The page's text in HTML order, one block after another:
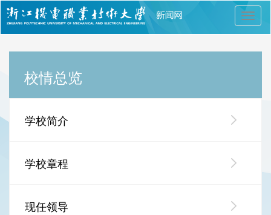
切
换
航
校情总览
学校简介
学校章程
现任领导